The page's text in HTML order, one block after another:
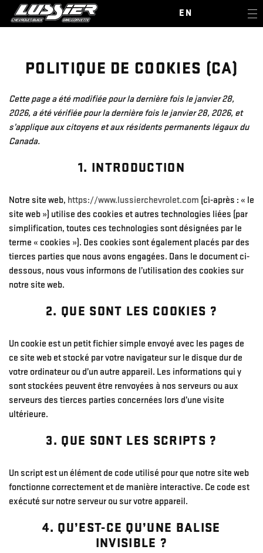
EN
POLITIQUE DE COOKIES (CA)
Cette page a été modifiée pour la dernière fois le janvier 28,
2026, a été vérifiée pour la dernière fois le janvier 28, 2026, et
s’applique aux citoyens et aux résidents permanents légaux du
Canada.
1. INTRODUCTION
Notre site web, https://www.lussierchevrolet.com (ci-après : « le
site web ») utilise des cookies et autres technologies liées (par
simplification, toutes ces technologies sont désignées par le
terme « cookies »). Des cookies sont également placés par des
tierces parties que nous avons engagées. Dans le document ci-
dessous, nous vous informons de l’utilisation des cookies sur
notre site web.
2. QUE SONT LES COOKIES ?
Un cookie est un petit fichier simple envoyé avec les pages de
ce site web et stocké par votre navigateur sur le disque dur de
votre ordinateur ou d’un autre appareil. Les informations qui y
sont stockées peuvent être renvoyées à nos serveurs ou aux
serveurs des tierces parties concernées lors d’une visite
ultérieure.
3. QUE SONT LES SCRIPTS ?
Un script est un élément de code utilisé pour que notre site web
fonctionne correctement et de manière interactive. Ce code est
exécuté sur notre serveur ou sur votre appareil.
4. QU’EST-CE QU’UNE BALISE
INVISIBLE ?